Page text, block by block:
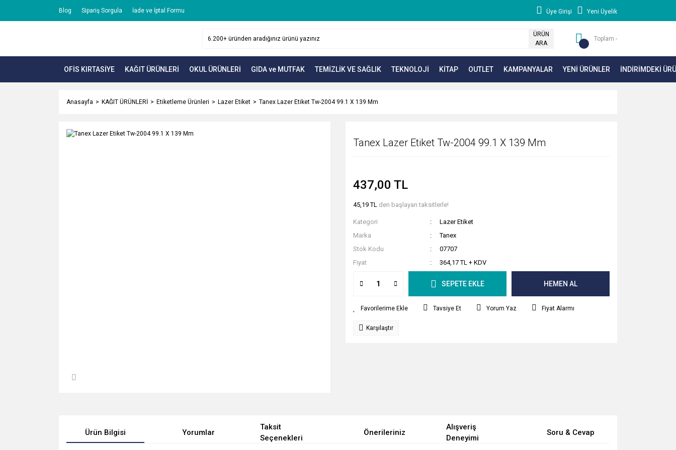
Blog Sipariş Sorgula İade ve İptal Formu Üye Girişi Yeni Üyelik
ÜRÜN
ARA
Toplam -
OFİS KIRTASİYE KAĞIT ÜRÜNLERİ OKUL ÜRÜNLERİ GIDA ve MUTFAK TEMİZLİK VE SAĞLIK TEKNOLOJİ KİTAP OUTLET KAMPANYALAR YENİ ÜRÜNLER İNDİRİMDEKİ
Anasayfa KAĞIT ÜRÜNLERİ Etiketleme Ürünleri Lazer Etiket Tanex Lazer Etiket Tw-2004 99.1 X 139 Mm
Tanex Lazer Etiket Tw-2004 99.1 X 139 Mm
437,00 TL
45,19 TL den başlayan taksitlerle!
Kategori
Lazer Etiket
Marka
Tanex
Stok Kodu
07707
Fiyat
364,17 TL + KDV
SEPETE EKLE HEMEN AL
Tavsiye Et Yorum Yaz Fiyat Alarmı
Karşılaştır
Ürün Bilgisi Yorumlar
Taksit
Seçenekleri
Önerileriniz
Alışveriş
Deneyimi
Soru & Cevap